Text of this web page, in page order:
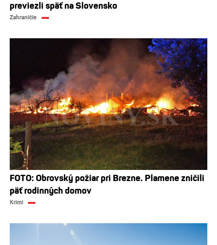
previezli späť na Slovensko
Zahraničie
FOTO: Obrovský požiar pri Brezne. Plamene zničili
päť rodinných domov
Krimi